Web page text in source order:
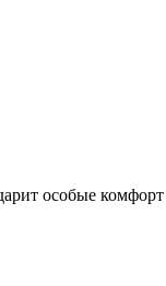
особые комфорт